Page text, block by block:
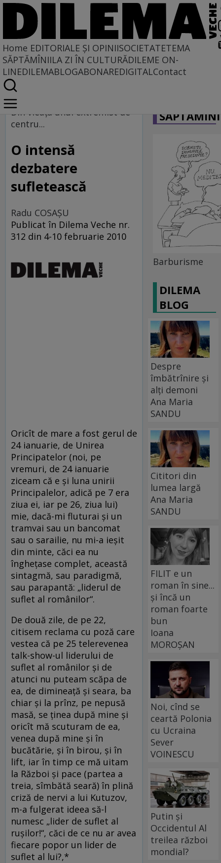
Home EDITORIALE ȘI OPINIISOCIETATETEMA
SĂPTĂMÎNIILA ZI ÎN CULTURĂDILEME ON-
LINEDILEMABLOGABONAREDIGITALContact
Home
La centru şi la margine
Din vieaţa unui extremist de
centru...
O intensă
dezbatere
sufletească
Radu COSAŞU
Publicat în Dilema Veche nr.
312 din 4-10 februarie 2010
Oricît de mare a fost gerul de
24 ianuarie, de Unirea
Principatelor (noi, pe
vremuri, de 24 ianuarie
ziceam că e şi luna unirii
Principalelor, adică pe 7 era
ziua ei, iar pe 26, ziua lui)
mie, dacă-mi fluturai şi un
tramvai sau un bancomat
sau o sarailie, nu mi-a ieşit
din minte, căci ea nu
îngheţase complet, această
sintagmă, sau paradigmă,
sau parapantă: „liderul de
suflet al românilor“.
De două zile, de pe 22,
citisem reclama cu poză care
vestea că pe 25 telerevenea
talk-show-ul liderului de
suflet al românilor şi de
atunci nu puteam scăpa de
ea, de dimineaţă şi seara, ba
chiar şi la prînz, pe nepusă
masă, se ţinea după mine şi
oricît mă scuturam de ea,
venea după mine şi în
bucătărie, şi în birou, şi în
lift, iar în timp ce mă uitam
la Război şi pace (partea a
treia, sîmbătă seară) în plină
criză de nervi a lui Kutuzov,
m-a fulgerat ideea să-l
numesc „lider de suflet al
ruşilor!“, căci de ce nu ar avea
fiecare popor un lider de
suflet al lui?,*
Barburisme
DILEMA
BLOG
Despre
îmbătrînire și
alți demoni
Ana Maria
SANDU
Cititori din
lumea largă
Ana Maria
SANDU
FILIT e un
roman în sine...
și încă un
roman foarte
bun
Ioana
MOROȘAN
Noi, cînd se
ceartă Polonia
cu Ucraina
Sever
VOINESCU
Putin și
Occidentul Al
treilea război
mondial?